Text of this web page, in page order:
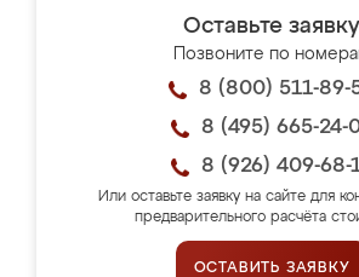
Оставьте заявку
Позвоните по
8 (800) 511-89-
8 (495) 665-24-
8 (926) 409-68-
Или оставьте заявку на сайте для
предварительного расчёта
ОСТАВИТЬ ЗАЯВКУ